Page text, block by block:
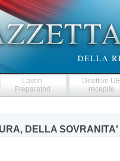
Lavori
Preparatori
Direttive
recepite
DELLA